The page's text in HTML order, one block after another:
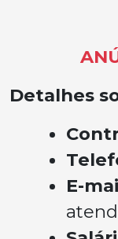
Detalhes
E-